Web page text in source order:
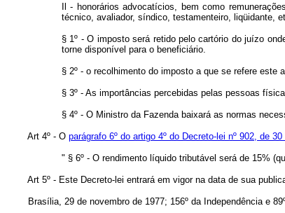
Il - honorários advocatícios, bem como
técnico, avaliador, síndico, testamenteiro, liqüidante,
§ 1º - O imposto será retido pelo cartório do juízo
torne disponível para o beneficiário.
§ 2º - o recolhimento do imposto a que se refere este
§ 3º - As importâncias percebidas pelas pessoas
§ 4º - O Ministro da Fazenda baixará as normas
Art 4º - O parágrafo 6º do artigo 4º do Decreto-lei nº 902, de
" § 6º - O rendimento líquido tributável será de 15%
Art 5º - Este Decreto-lei entrará em vigor na data de sua
Brasília, 29 de novembro de 1977; 156º da Independência e 89º